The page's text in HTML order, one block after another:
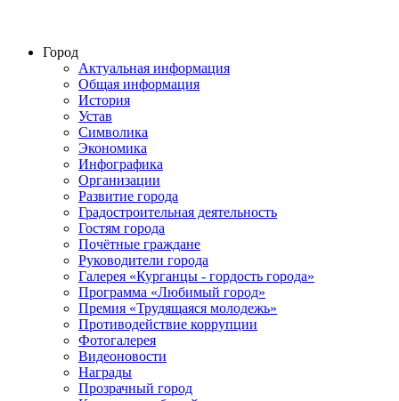
Город
Актуальная информация
Общая информация
История
Устав
Символика
Экономика
Инфографика
Организации
Развитие города
Градостроительная деятельность
Гостям города
Почётные граждане
Руководители города
Галерея «Курганцы - гордость города»
Программа «Любимый город»
Премия «Трудящаяся молодежь»
Противодействие коррупции
Фотогалерея
Видеоновости
Награды
Прозрачный город